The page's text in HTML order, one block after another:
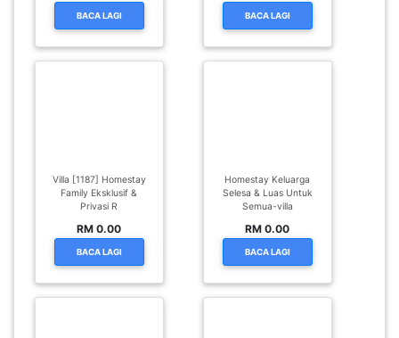
BACA LAGI BACA LAGI
Villa [1187] Homestay
Family Eksklusif &
Privasi R
RM 0.00
BACA LAGI
Homestay Keluarga
Selesa & Luas Untuk
Semua-villa
RM 0.00
BACA LAGI
LUMPUR(16)
MALAYSIA(82)
INDONESIA(1)